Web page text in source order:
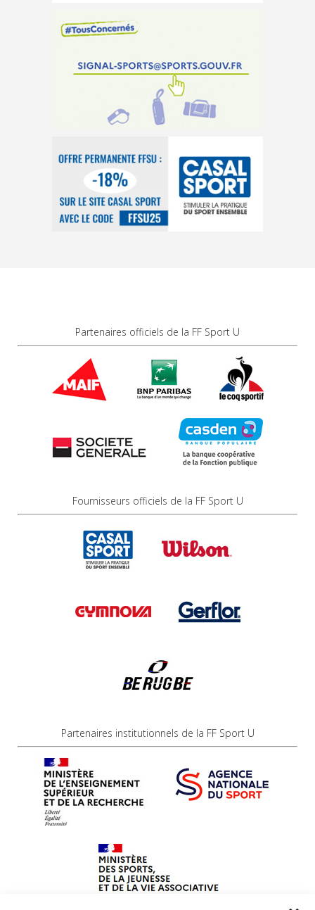
Partenaires officiels de la FF Sport U
Fournisseurs officiels de la FF Sport U
Partenaires institutionnels de la FF Sport U